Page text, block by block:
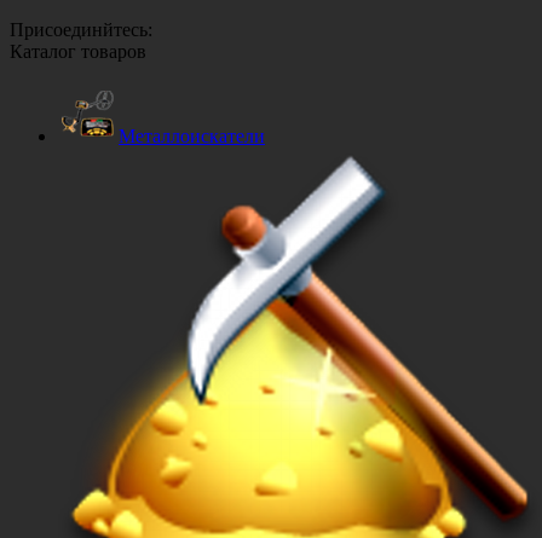
Присоединйтесь:
Каталог товаров
Металлоискатели